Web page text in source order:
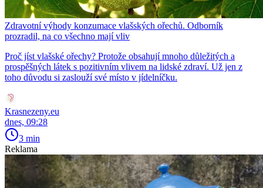
Zdravotní výhody konzumace vlašských ořechů. Odborník
prozradil, na co všechno mají vliv
Proč jíst vlašské ořechy? Protože obsahují mnoho důležitých a
prospěšných látek s pozitivním vlivem na lidské zdraví. Už jen z
toho důvodu si zaslouží své místo v jídelníčku.
Krasnezeny.eu
dnes, 09:28
3 min
Reklama